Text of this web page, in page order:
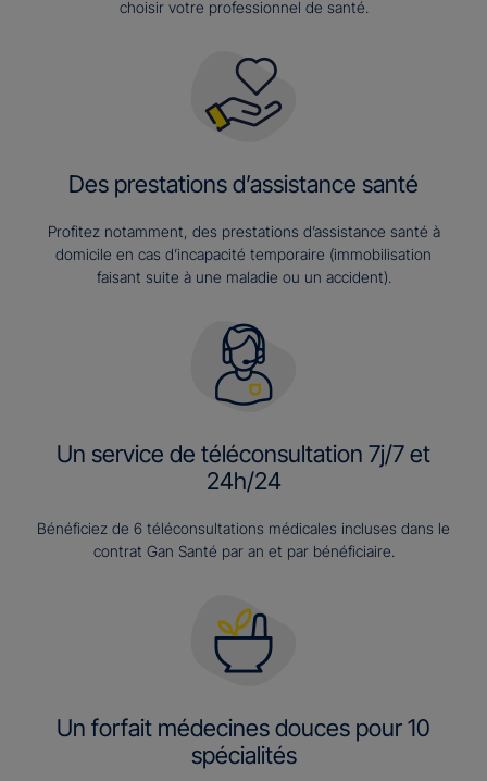
choisir votre professionnel de santé.
Des prestations d’assistance santé
Profitez notamment, des prestations d’assistance santé à
domicile en cas d’incapacité temporaire (immobilisation
faisant suite à une maladie ou un accident).
Un service de téléconsultation 7j/7 et
24h/24
Bénéficiez de 6 téléconsultations médicales incluses dans le
contrat Gan Santé par an et par bénéficiaire.
Un forfait médecines douces pour 10
spécialités